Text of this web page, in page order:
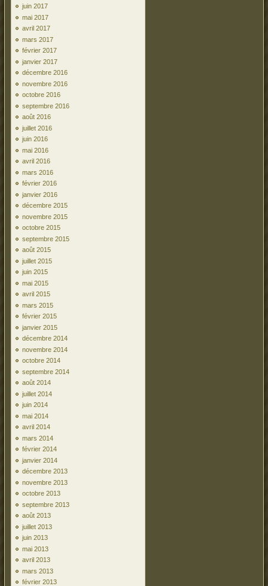
juin 2017
mai 2017
avril 2017
mars 2017
février 2017
janvier 2017
décembre 2016
novembre 2016
octobre 2016
septembre 2016
août 2016
juillet 2016
juin 2016
mai 2016
avril 2016
mars 2016
février 2016
janvier 2016
décembre 2015
novembre 2015
octobre 2015
septembre 2015
août 2015
juillet 2015
juin 2015
mai 2015
avril 2015
mars 2015
février 2015
janvier 2015
décembre 2014
novembre 2014
octobre 2014
septembre 2014
août 2014
juillet 2014
juin 2014
mai 2014
avril 2014
mars 2014
février 2014
janvier 2014
décembre 2013
novembre 2013
octobre 2013
septembre 2013
août 2013
juillet 2013
juin 2013
mai 2013
avril 2013
mars 2013
février 2013